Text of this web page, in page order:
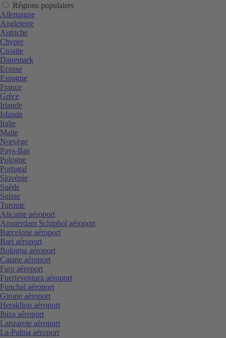
Régions populaires
Allemagne
Angleterre
Autriche
Chypre
Croatie
Danemark
Ecosse
Espagne
France
Grèce
Irlande
Islande
Italie
Malte
Norvège
Pays-Bas
Pologne
Portugal
Slovénie
Suède
Suisse
Turquie
Alicante aéroport
Amsterdam Schiphol aéroport
Barcelone aéroport
Bari aéroport
Bologna aéroport
Catane aéroport
Faro aéroport
Fuerteventura aéroport
Funchal aéroport
Girone aéroport
Heraklion aéroport
Ibiza aéroport
Lanzarote aéroport
La-Palma aéroport